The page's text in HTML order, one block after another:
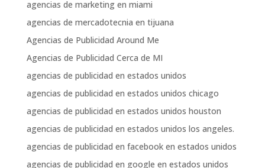
agencias de marketing en miami
agencias de mercadotecnia en tijuana
Agencias de Publicidad Around Me
Agencias de Publicidad Cerca de MI
agencias de publicidad en estados unidos
agencias de publicidad en estados unidos chicago
agencias de publicidad en estados unidos houston
agencias de publicidad en estados unidos los angeles.
agencias de publicidad en facebook en estados unidos
agencias de publicidad en google en estados unidos